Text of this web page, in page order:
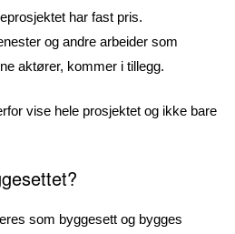
har fast pris.
og andre arbeider som
aktører, kommer i tillegg.
vise hele prosjektet og ikke bare
som byggesett og bygges